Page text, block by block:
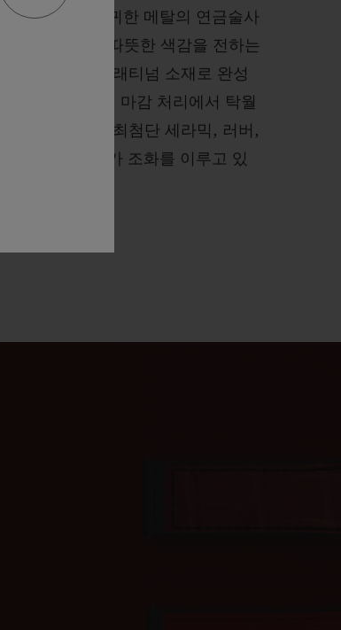
위블로는 진귀한 메탈의 연금술사
에 비해 더욱 따뜻한 색감을 전하는
니다. 주로 플래티넘 소재로 완성
폴리싱 및 새틴 마감 처리에서 탁월
로 시계에서는 최첨단 세라믹, 러버,
어넘는 소재가 조화를 이루고 있